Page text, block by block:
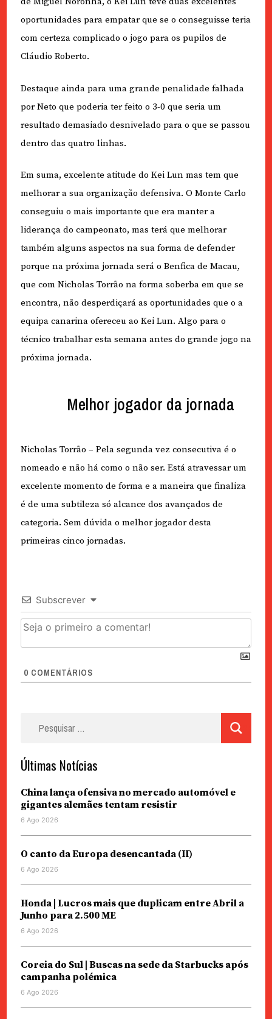
oportunidades para empatar que se o conseguisse teria
com certeza complicado o jogo para os pupilos de
Cláudio Roberto.
Destaque ainda para uma grande penalidade falhada
por Neto que poderia ter feito o 3-0 que seria um
resultado demasiado desnivelado para o que se passou
dentro das quatro linhas.
Em suma, excelente atitude do Kei Lun mas tem que
melhorar a sua organização defensiva. O Monte Carlo
conseguiu o mais importante que era manter a
liderança do campeonato, mas terá que melhorar
também alguns aspectos na sua forma de defender
porque na próxima jornada será o Benfica de Macau,
que com Nicholas Torrão na forma soberba em que se
encontra, não desperdiçará as oportunidades que o a
equipa canarina ofereceu ao Kei Lun. Algo para o
técnico trabalhar esta semana antes do grande jogo na
próxima jornada.
Melhor jogador da jornada
Nicholas Torrão – Pela segunda vez consecutiva é o
nomeado e não há como o não ser. Está atravessar um
excelente momento de forma e a maneira que finaliza
é de uma subtileza só alcance dos avançados de
categoria. Sem dúvida o melhor jogador desta
primeiras cinco jornadas.
Subscrever
0 COMENTÁRIOS
Últimas Notícias
China lança ofensiva no mercado automóvel e
gigantes alemães tentam resistir
6 Ago 2026
O canto da Europa desencantada (II)
6 Ago 2026
Honda | Lucros mais que duplicam entre Abril a
Junho para 2.500 ME
6 Ago 2026
Coreia do Sul | Buscas na sede da Starbucks após
campanha polémica
6 Ago 2026